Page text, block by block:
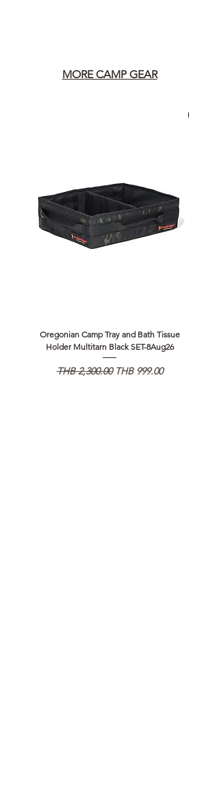
MORE CAMP GEAR
Oregonian Camp Tray and Bath Tissue
Holder Multitarn Black SET-8Aug26
Regular Price
THB 2,300.00 Sale Price
THB 999.00